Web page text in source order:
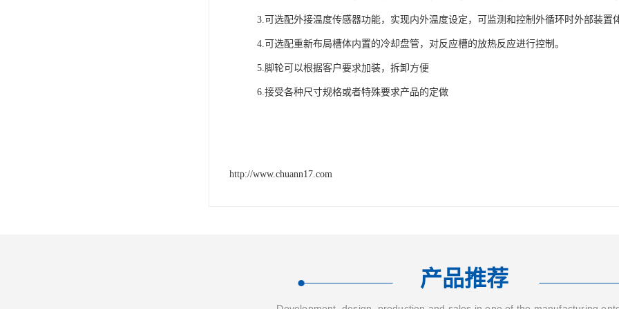
3.可选配外接温度传感器功能，实现内外温度设定，可监测和控制外循环时外部装置
4.可选配重新布局槽体内置的冷却盘管，对反应槽的放热反应进行控制。
5.脚轮可以根据客户要求加装，拆卸方便
6.接受各种尺寸规格或者特殊要求产品的定做
http://www.chuann17.com
产品推荐